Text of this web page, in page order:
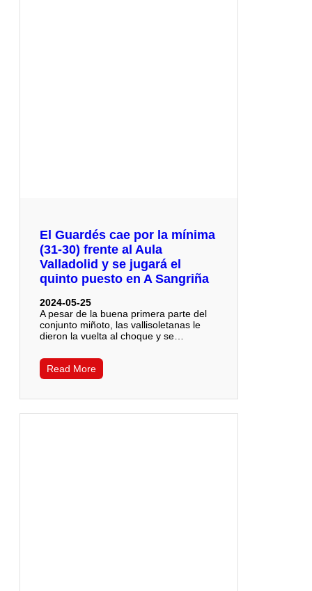
El Guardés cae por la mínima
(31-30) frente al Aula
Valladolid y se jugará el
quinto puesto en A Sangriña
2024-05-25
A pesar de la buena primera parte del
conjunto miñoto, las vallisoletanas le
dieron la vuelta al choque y se…
Read More